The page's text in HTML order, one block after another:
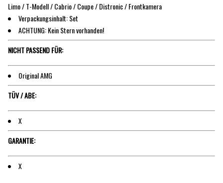
Limo / T-Modell / Cabrio / Coupe / Distronic / Frontkamera
Verpackungsinhalt: Set
ACHTUNG: Kein Stern vorhanden!
NICHT PASSEND FÜR:
Original AMG
TÜV / ABE:
X
GARANTIE:
X